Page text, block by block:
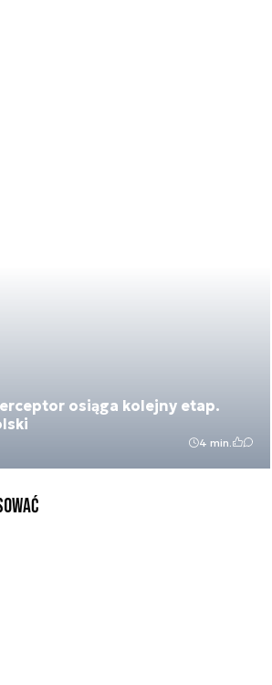
osiąga kolejny etap.
4 min.